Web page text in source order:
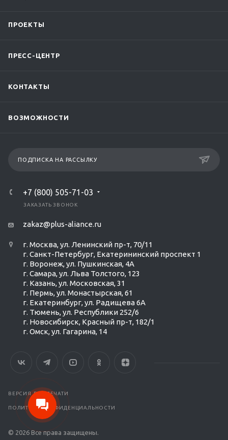
Ольга Кравченко
вас появятся вопросы.
ПРОЕКТЫ
ПРЕСС-ЦЕНТР
КОНТАКТЫ
ВОЗМОЖНОСТИ
ПОДПИСКА НА РАССЫЛКУ
+7 (800) 505-71-03
ЗАКАЗАТЬ ЗВОНОК
zakaz@plus-aliance.ru
г. Москва, ул. Ленинский пр-т, 70/11
г. Санкт-Петербург, Екатерининский проспект 1
г. Воронеж, ул. Пушкинская, 4А
г. Самара, ул. Льва Толстого, 123
г. Казань, ул. Московская, 31
г. Пермь, ул. Монастырская, 61
г. Екатеринбург, ул. Радищева 6А
г. Тюмень, ул. Республики 252/6
г. Новосибирск, Красный пр-т, 182/1
г. Омск, ул. ​Гагарина, 14
ВЕРСИЯ ДЛЯ ПЕЧАТИ
ПОЛИТИКА КОНФИДЕНЦИАЛЬНОСТИ
© 2026 Все права защищены.